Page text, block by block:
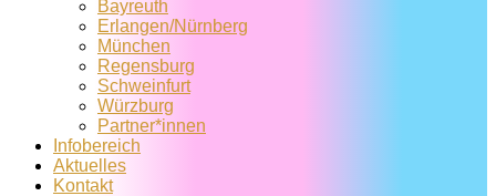
Bayreuth
Erlangen/Nürnberg
München
Regensburg
Schweinfurt
Würzburg
Partner*innen
Infobereich
Aktuelles
Kontakt